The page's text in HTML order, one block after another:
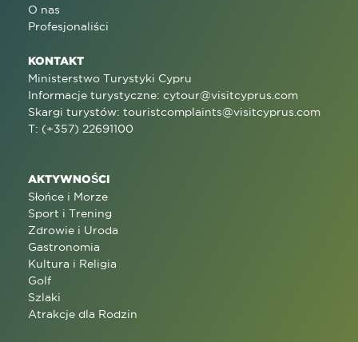
O nas
Profesjonaliści
KONTAKT
Ministerstwo Turystyki Cypru
Informacje turystyczne: cytour@visitcyprus.com
Skargi turystów: touristcomplaints@visitcyprus.com
T: (+357) 22691100
AKTYWNOŚCI
Słońce i Morze
Sport i Trening
Zdrowie i Uroda
Gastronomia
Kultura i Religia
Golf
Szlaki
Atrakcje dla Rodzin